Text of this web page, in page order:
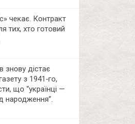
чекає. Контракт
тих, хто готовий
знову дістає
з 1941‑го,
що “українці —
народження”.